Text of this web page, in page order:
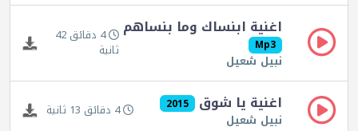
اغنية ابنساك وما بنساهم
Mp3
نبيل شعيل
4 دقائق 42
ثانية
اغنية يا شوق 2015
نبيل شعيل 4 دقائق 13 ثانية